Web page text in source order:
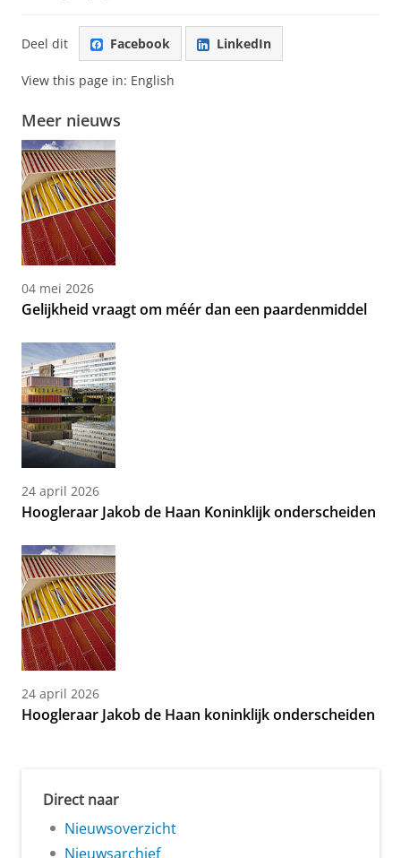
Deel dit Facebook LinkedIn
View this page in: English
Meer nieuws
04 mei 2026
Gelijkheid vraagt om méér dan een paardenmiddel
24 april 2026
Hoogleraar Jakob de Haan Koninklijk onderscheiden
24 april 2026
Hoogleraar Jakob de Haan koninklijk onderscheiden
Direct naar
Nieuwsoverzicht
Nieuwsarchief